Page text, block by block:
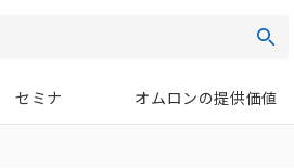
セミナ オムロンの提供価値